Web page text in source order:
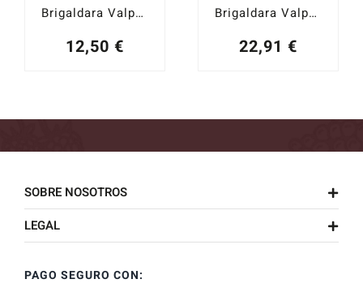
Brigaldara Valpolicella 2024
12,50 €
Brigaldara Valpolicella Superiore Case Vecie 2023
22,91 €
SOBRE NOSOTROS
LEGAL
PAGO SEGURO CON: